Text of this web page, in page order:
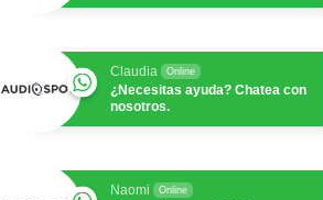
Claudia Online
¿Necesitas ayuda? Chatea con
nosotros.
Naomi Online